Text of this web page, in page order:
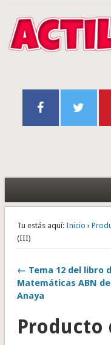
Tu estás aquí: Inicio ›
(III)
← Tema 12 del libro
Matemáticas ABN de
Anaya
Producto